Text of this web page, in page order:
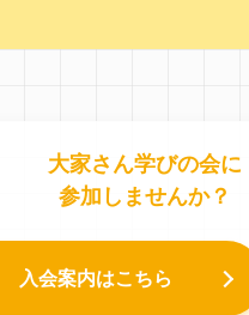
大家さん学びの会に
参加しませんか？
入会案内はこちら